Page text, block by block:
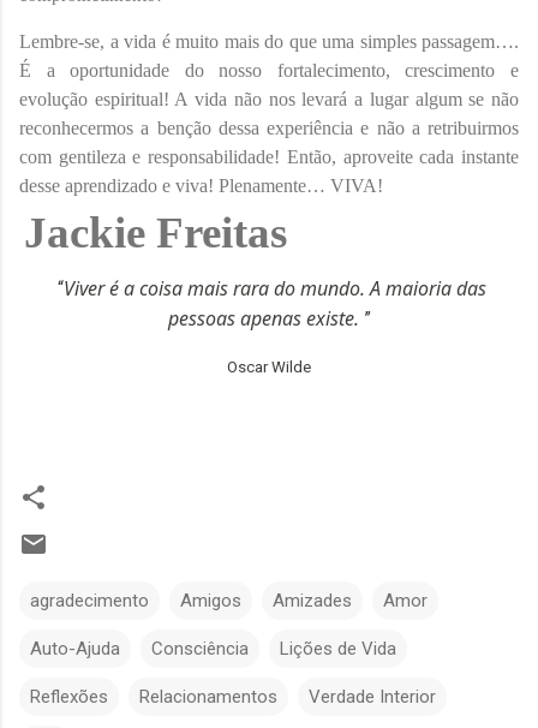
Lembre-se, a vida é muito mais do que uma simples passagem….
É a oportunidade do nosso fortalecimento, crescimento e
evolução espiritual! A vida não nos levará a lugar algum se não
reconhecermos a benção dessa experiência e não a retribuirmos
com gentileza e responsabilidade! Então, aproveite cada instante
desse aprendizado e viva! Plenamente… VIVA!
Jackie Freitas
“Viver é a coisa mais rara do mundo. A maioria das
pessoas apenas existe. ”
Oscar Wilde
agradecimento Amigos Amizades Amor
Auto-Ajuda Consciência Lições de Vida
Reflexões Relacionamentos Verdade Interior